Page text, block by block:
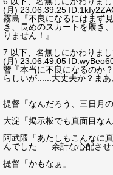
(月) 23:06:39.25
霧島『不良になるにはまず
き、長めのスカートを履き
りません！』
7 以下、名無しにかわりま
(月) 23:06:49.05
響『本当に不良になるのか
らしいが......大丈夫か？まあ
提督「なんだろう、三日月
大淀「掲示板でも真面目なん
阿武隈「あたしもこんなに
んでした......余計な心配させ
提督「かもなぁ」